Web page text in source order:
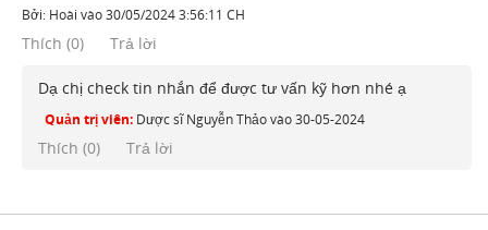
Bởi: Hoài vào30/05/2024 3:56:11 CH
Thích (0) Trả lời
Dạ chị check tin nhắn để được tư vấn kỹ hơn nhé ạ
Quản trị viên: Dược sĩ Nguyễn Thảovào30-05-2024
Thích (0) Trả lời